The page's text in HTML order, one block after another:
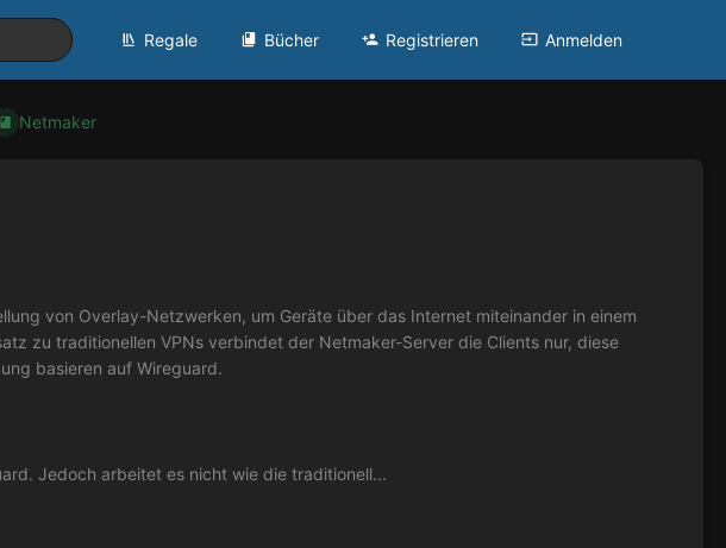
Regale Bücher Registrieren Anmelden
Netmaker
von Overlay-Netzwerken, um Geräte über das Internet miteinander in einem
zu traditionellen VPNs verbindet der Netmaker-Server die Clients nur, diese
basieren auf Wireguard.
Jedoch arbeitet es nicht wie die traditionell...